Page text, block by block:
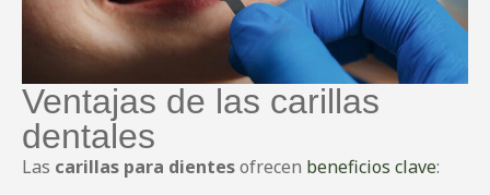
Ventajas de las carillas
dentales
Las carillas para dientesofrecen beneficios clave: